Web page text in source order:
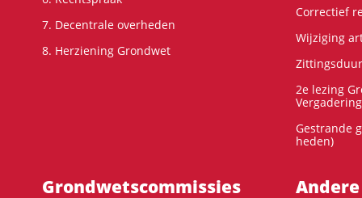
7. Decentrale overheden
8. Herziening Grondwet
Correctief
Wijziging
2e lezing
Gestrande
heden)
Grondwets­commissies